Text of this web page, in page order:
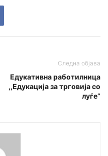
Следна објава
Едукативна работилница
,,Едукација за трговија со
луѓе”